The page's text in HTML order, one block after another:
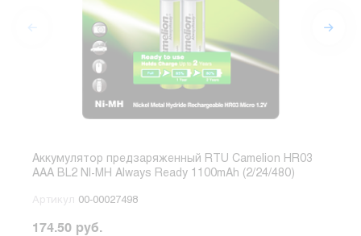
Аккумулятор предзаряженный RTU Camelion HR03
AAA BL2 NI-MH Always Ready 1100mAh (2/24/480)
Артикул 00-00027498
174.50 руб.